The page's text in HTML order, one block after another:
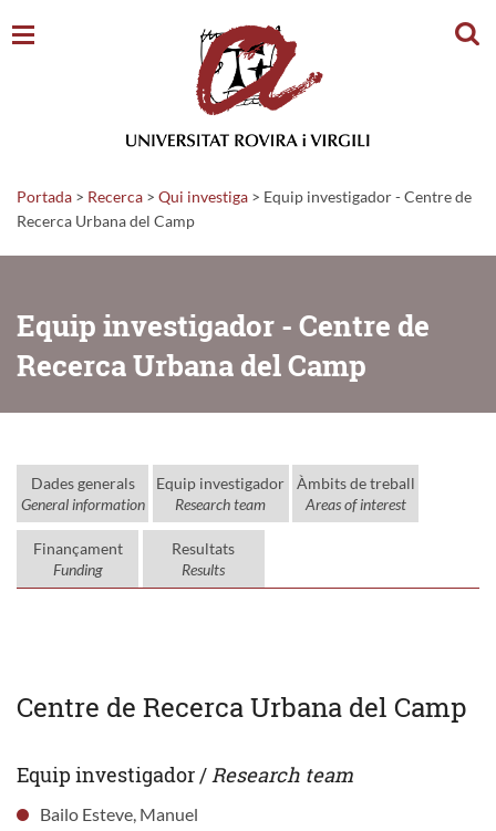
Portada > Recerca > Qui investiga > Equip investigador - Centre de
Recerca Urbana del Camp
Equip investigador - Centre de
Recerca Urbana del Camp
Dades generals
General information
Equip investigador
Research team
Àmbits de treball
Areas of interest
Finançament
Funding
Resultats
Results
Centre de Recerca Urbana del Camp
Equip investigador / Research team
Bailo Esteve, Manuel